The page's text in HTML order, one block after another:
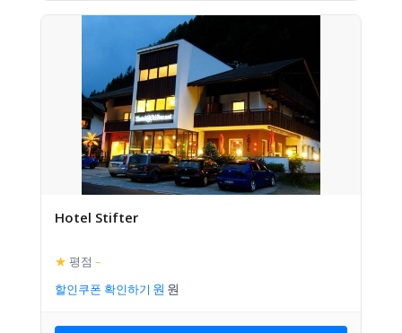
Hotel Stifter
★ 평점 –
할인쿠폰 확인하기